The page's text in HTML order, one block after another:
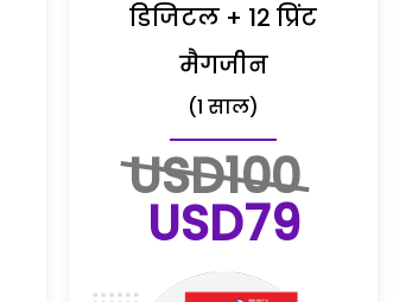
डिजिटल + 12 प्रिंट
मैगजीन
(1 साल)
USD100
USD79